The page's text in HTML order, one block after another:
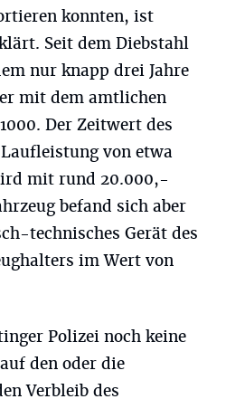
konnten, ist
Seit dem Diebstahl
nur knapp drei Jahre
mit dem amtlichen
Der Zeitwert des
von etwa
mit rund 20.000,-
befand sich aber
technisches Gerät des
im Wert von
Polizei noch keine
den oder die
Verbleib des